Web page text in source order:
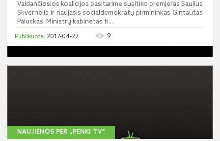
Valdančiosios koalicijos pasitarime susitiko premjeras Saulius
Skvernelis ir naujasis socialdemokratų pirmininkas Gintautas
Paluckas. Ministrų kabinetas ti...
2017-04-27 9
NAUJIENOS PER „PENKI TV“